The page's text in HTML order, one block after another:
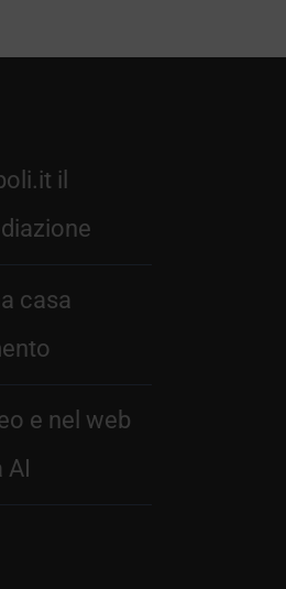
il
casa
e nel web
AI